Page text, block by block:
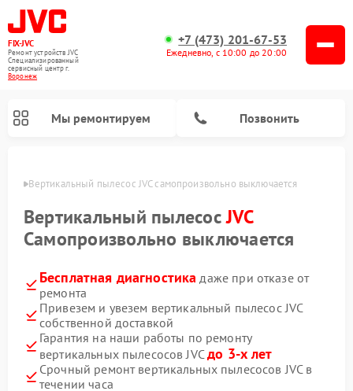
FIX-JVC
Ремонт устройств JVC
Специализированный
cервисный центр г.
Воронеж
+7 (473) 201-67-53
Ежедневно, с 10:00 до 20:00
Мы ремонтируем Позвонить
Вертикальный пылесос JVC самопроизвольно выключается
Вертикальный пылесосJVC
Самопроизвольно выключается
Бесплатная диагностика даже при отказе от
ремонта
Привезем и увезем вертикальный пылесос JVC
собственной доставкой
Гарантия на наши работы по ремонту
вертикальных пылесосов JVCдо 3-х лет
Срочный ремонт вертикальных пылесосов JVC в
течении часа